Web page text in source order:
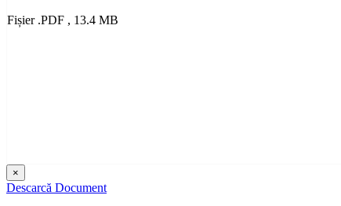
Fișier .PDF , 13.4 MB
×
Descarcă Document